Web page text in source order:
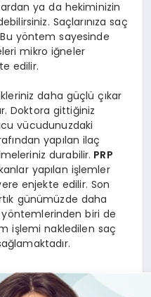
ya da hekiminizin
Saçlarınıza saç
yöntem sayesinde
mikro iğneler
edilir.
daha güçlü çıkar
Doktora gittiğiniz
vücudunuzdaki
yapılan ilaç
durabilir. PRP
yapılan işlemler
enjekte edilir. Son
günümüzde daha
biri de
işlemi nakledilen saç